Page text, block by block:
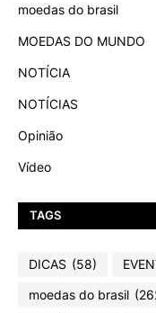
moedas do brasil
MOEDAS DO MUNDO
NOTÍCIA
NOTÍCIAS
Opinião
Vídeo
TAGS
DICAS (58)
moedas do brasil